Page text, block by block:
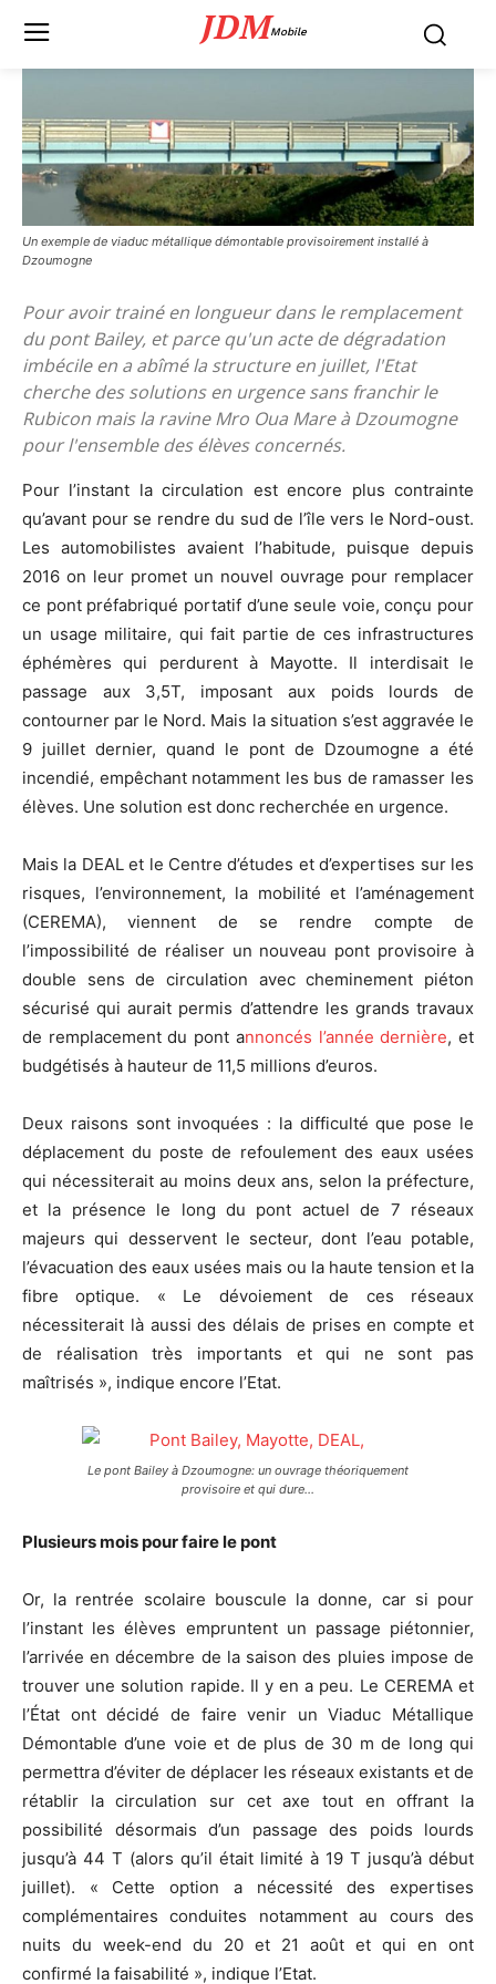
JDMMobile
Un exemple de viaduc métallique démontable provisoirement installé à
Dzoumogne
Pour avoir trainé en longueur dans le remplacement
du pont Bailey, et parce qu'un acte de dégradation
imbécile en a abîmé la structure en juillet, l'Etat
cherche des solutions en urgence sans franchir le
Rubicon mais la ravine Mro Oua Mare à Dzoumogne
pour l'ensemble des élèves concernés.
Pour l’instant la circulation est encore plus contrainte
qu’avant pour se rendre du sud de l’île vers le Nord-oust.
Les automobilistes avaient l’habitude, puisque depuis
2016 on leur promet un nouvel ouvrage pour remplacer
ce pont préfabriqué portatif d’une seule voie, conçu pour
un usage militaire, qui fait partie de ces infrastructures
éphémères qui perdurent à Mayotte. Il interdisait le
passage aux 3,5T, imposant aux poids lourds de
contourner par le Nord. Mais la situation s’est aggravée le
9 juillet dernier, quand le pont de Dzoumogne a été
incendié, empêchant notamment les bus de ramasser les
élèves. Une solution est donc recherchée en urgence.
Mais la DEAL et le Centre d’études et d’expertises sur les
risques, l’environnement, la mobilité et l’aménagement
(CEREMA), viennent de se rendre compte de
l’impossibilité de réaliser un nouveau pont provisoire à
double sens de circulation avec cheminement piéton
sécurisé qui aurait permis d’attendre les grands travaux
de remplacement du pont annoncés l’année dernière, et
budgétisés à hauteur de 11,5 millions d’euros.
Deux raisons sont invoquées : la difficulté que pose le
déplacement du poste de refoulement des eaux usées
qui nécessiterait au moins deux ans, selon la préfecture,
et la présence le long du pont actuel de 7 réseaux
majeurs qui desservent le secteur, dont l’eau potable,
l’évacuation des eaux usées mais ou la haute tension et la
fibre optique. « Le dévoiement de ces réseaux
nécessiterait là aussi des délais de prises en compte et
de réalisation très importants et qui ne sont pas
maîtrisés », indique encore l’Etat.
Le pont Bailey à Dzoumogne: un ouvrage théoriquement
provisoire et qui dure…
Plusieurs mois pour faire le pont
Or, la rentrée scolaire bouscule la donne, car si pour
l’instant les élèves empruntent un passage piétonnier,
l’arrivée en décembre de la saison des pluies impose de
trouver une solution rapide. Il y en a peu. Le CEREMA et
l’État ont décidé de faire venir un Viaduc Métallique
Démontable d’une voie et de plus de 30 m de long qui
permettra d’éviter de déplacer les réseaux existants et de
rétablir la circulation sur cet axe tout en offrant la
possibilité désormais d’un passage des poids lourds
jusqu’à 44 T (alors qu’il était limité à 19 T jusqu’à début
juillet). « Cette option a nécessité des expertises
complémentaires conduites notamment au cours des
nuits du week-end du 20 et 21 août et qui en ont
confirmé la faisabilité », indique l’Etat.